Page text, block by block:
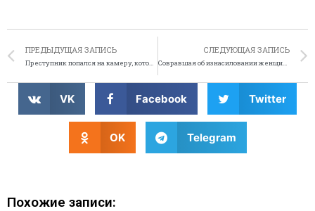
ПРЕДЫДУЩАЯ ЗАПИСЬ
Преступник попался на камеру, которую хотел украсть
СЛЕДУЮЩАЯ ЗАПИСЬ
Совравшая об изнасиловании женщина не будет наказана
VK Facebook Twitter
OK Telegram
Похожие записи: